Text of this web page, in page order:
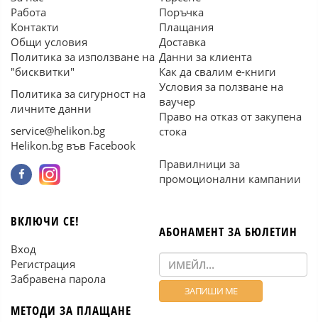
Работа
Контакти
Общи условия
Политика за използване на
"бисквитки"
Политика за сигурност на
личните данни
service@helikon.bg
Helikon.bg във Facebook
Поръчка
Плащания
Доставка
Данни за клиента
Как да свалим е-книги
Условия за ползване на
ваучер
Право на отказ от закупена
стока
Правилници за
промоционални кампании
ВКЛЮЧИ СЕ!
Вход
Регистрация
Забравена парола
МЕТОДИ ЗА ПЛАЩАНЕ
АБОНАМЕНТ ЗА БЮЛЕТИН